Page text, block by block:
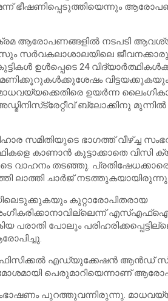
ഭീഷണിപ്പെടുത്തിയെന്നും
ആരോപണങ്ങളില്‍ നടപടി
സര്‍വകലാശാലയിലെ
ഉള്‍പ്പെടെ 24
മണിക്കൂറുകള്‍ക്കുശേഷം
ഉയര്‍ന്ന
ബ്ലോക്കിനു മുന്നില്‍
സമിതിയുടെ ഭാഗത്ത് വീഴ്ച്ച
കാണാന്‍ കൂട്ടാക്കാതെ വിസി
വാഹനം തടഞ്ഞു. പ്രതിഷേധക്കാരെ
ലാത്തി ചാര്‍ജ് നടത്തുകയായിരുന്നു.
കുറ്റാരോപിതരായ
പോലും
ഫിസിക്കല്‍ എഡ്യുക്കേഷന്‍ ആന്‍ഡ്
മോശമായി പെരുമാറിയെന്നാണ്
പുറത്തുവന്നിരുന്നു.